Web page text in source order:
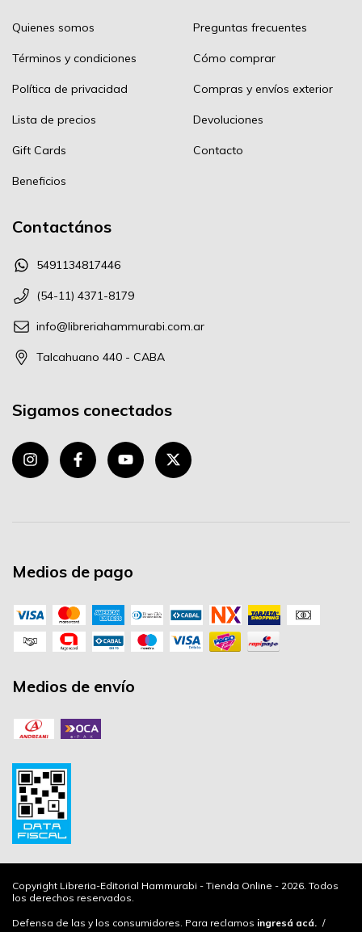
Quienes somos
Términos y condiciones
Política de privacidad
Lista de precios
Gift Cards
Beneficios
Preguntas frecuentes
Cómo comprar
Compras y envíos exterior
Devoluciones
Contacto
Contactános
5491134817446
(54-11) 4371-8179
info@libreriahammurabi.com.ar
Talcahuano 440 - CABA
Sigamos conectados
Medios de pago
Medios de envío
Copyright Libreria-Editorial Hammurabi - Tienda Online - 2026. Todos
los derechos reservados.
Defensa de las y los consumidores. Para reclamos ingresá acá. /